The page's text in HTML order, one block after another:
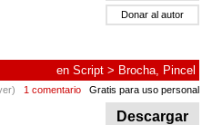
Donar al autor
en Script > Brocha, Pincel
1 comentario Gratis para uso personal
Descargar